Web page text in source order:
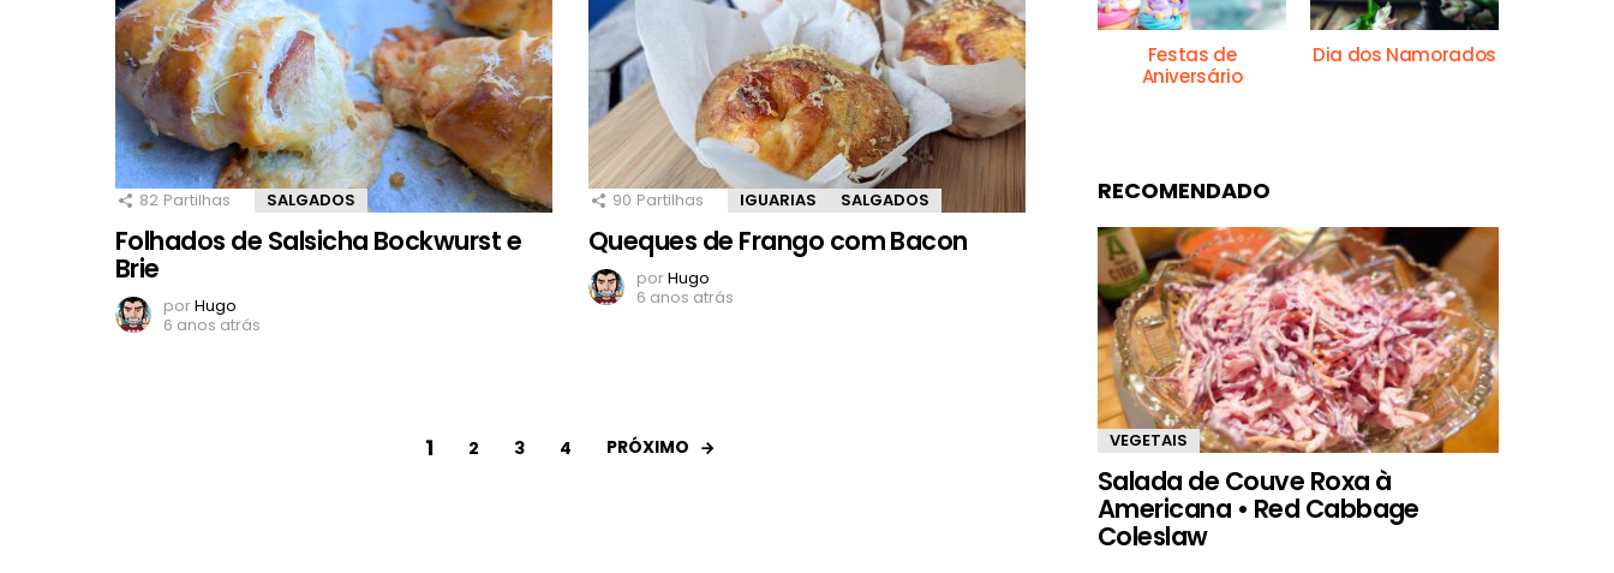
82 Partilhas SALGADOS
Folhados de Salsicha Bockwurst e
Brie
porHugo
6 anos atrás
90 Partilhas IGUARIAS SALGADOS
Queques de Frango com Bacon
porHugo
6 anos atrás
1 2 3 4 PRÓXIMO
Festas de
Aniversário
Dia dos Namorados
RECOMENDADO
VEGETAIS
Salada de Couve Roxa à
Americana • Red Cabbage
Coleslaw